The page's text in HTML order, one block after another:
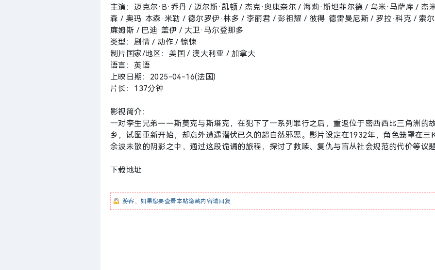
主演：迈克尔·B·乔丹 / 迈尔斯·凯顿 / 杰克·奥康奈尔 / 海莉·斯坦菲尔德 / 乌米·马萨库 / 杰
森 / 奥玛·本森·米勒 / 德尔罗伊·林多 / 李丽君 / 彭祖耀 / 彼得·德雷曼尼斯 / 罗拉·科克 / 索尔
廉姆斯 / 巴迪·盖伊 / 大卫·马尔登那多
类型：剧情 / 动作 / 惊悚
制片国家/地区：美国 / 澳大利亚 / 加拿大
语言：英语
上映日期：2025-04-16(法国)
片长：137分钟
影视简介：
一对孪生兄弟——斯莫克与斯塔克，在犯下了一系列罪行之后，重返位于密西西比三角洲的
乡，试图重新开始，却意外遭遇潜伏已久的超自然邪恶。影片设定在1932年，角色笼罩在三
余波未散的阴影之中，通过这段诡谲的旅程，探讨了救赎、复仇与盲从社会规范的代价等议题
下载地址
游客，如果您要查看本帖隐藏内容请回复